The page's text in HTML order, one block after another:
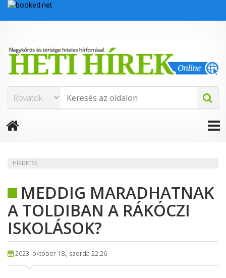
HÍRDETÉS
MEDDIG MARADHATNAK
A TOLDIBAN A RÁKÓCZI
ISKOLÁSOK?
2023. oktober 18., szerda 22:26